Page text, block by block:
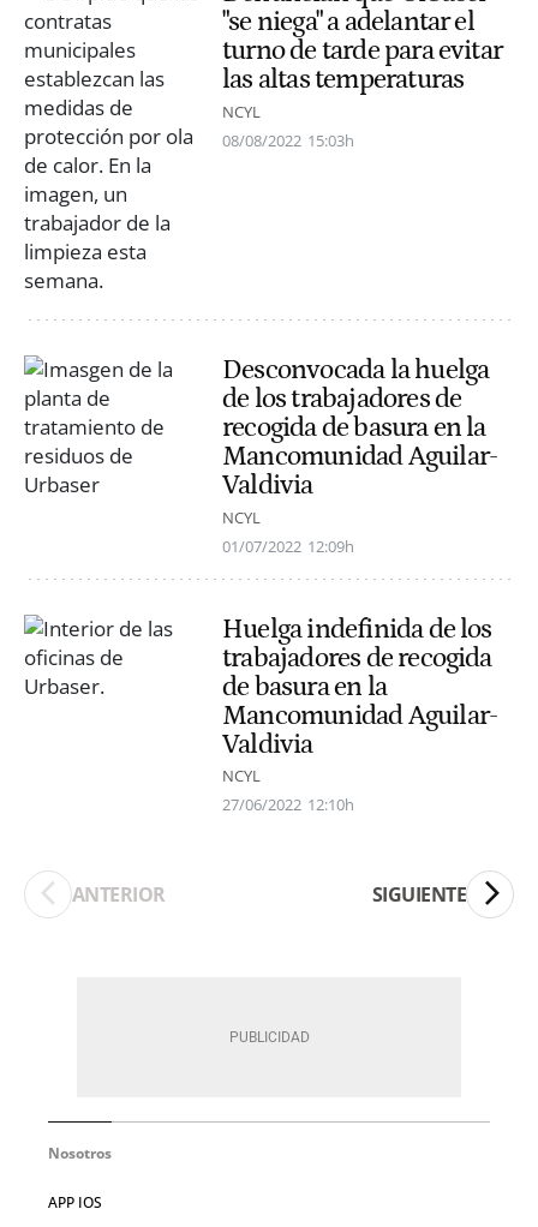
"se niega" a adelantar el
turno de tarde para evitar
las altas temperaturas
NCYL
08/08/2022 15:03h
Desconvocada la huelga
de los trabajadores de
recogida de basura en la
Mancomunidad Aguilar-
Valdivia
NCYL
01/07/2022 12:09h
Huelga indefinida de los
trabajadores de recogida
de basura en la
Mancomunidad Aguilar-
Valdivia
NCYL
27/06/2022 12:10h
ANTERIOR SIGUIENTE
Nosotros
APP IOS